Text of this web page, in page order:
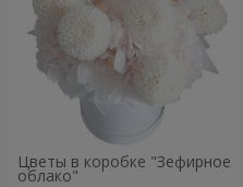
Цветы в коробке "Зефирное
облако"